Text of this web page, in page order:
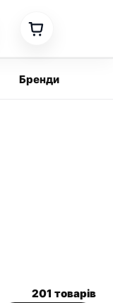
Бренди
201 товарів